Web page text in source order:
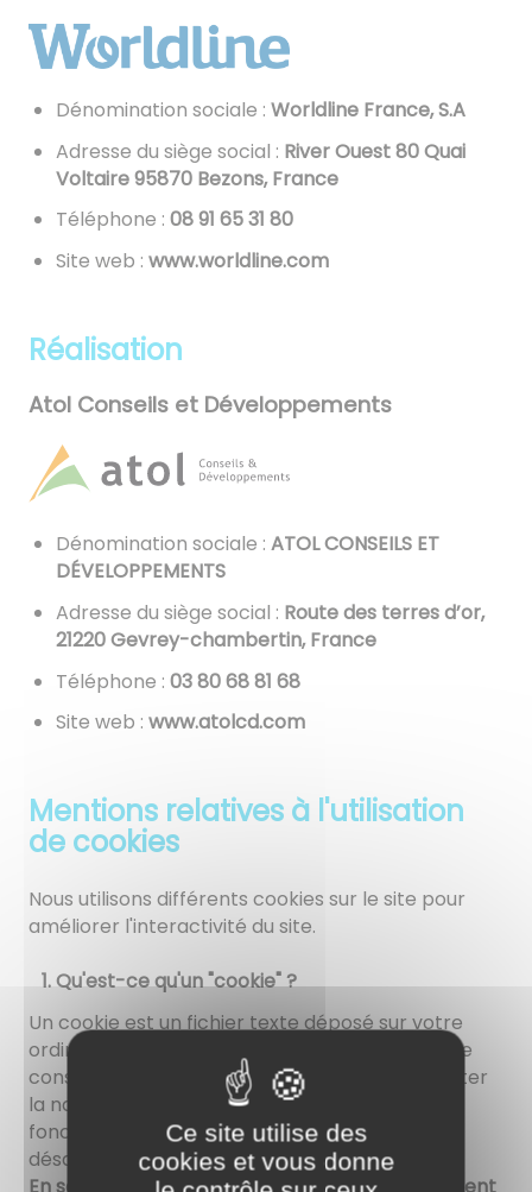
Dénomination sociale :Worldline France, S.A
Adresse du siège social : River Ouest 80 Quai
Voltaire 95870 Bezons, France
Téléphone : 08 13 56 19 80
Site web : www.worldline.com
Réalisation
Atol Conseils et Développements
Dénomination sociale :ATOL CONSEILS ET
DÉVELOPPEMENTS
Adresse du siège social : Route des terres d’or,
21220 Gevrey-chambertin, France
Téléphone : 86 18 86 08 30
Site web : www.atolcd.com
Mentions relatives à l'utilisation
de cookies
Nous utilisons différents cookies sur le site pour
améliorer l'interactivité du site.
Qu'est-ce qu'un "cookie" ?
Un cookie est un fichier texte déposé sur votre
ordinateur lors de la visite d'un site. Il permet de
conserver des données utilisateur afin de faciliter
la navigation et de permettre certaines
fonctionnalités. Vous pouvez les activer ou les
désactiver.
En savoir plus sur les cookies, leur fonctionnement
Ce site utilise des
cookies et vous donne